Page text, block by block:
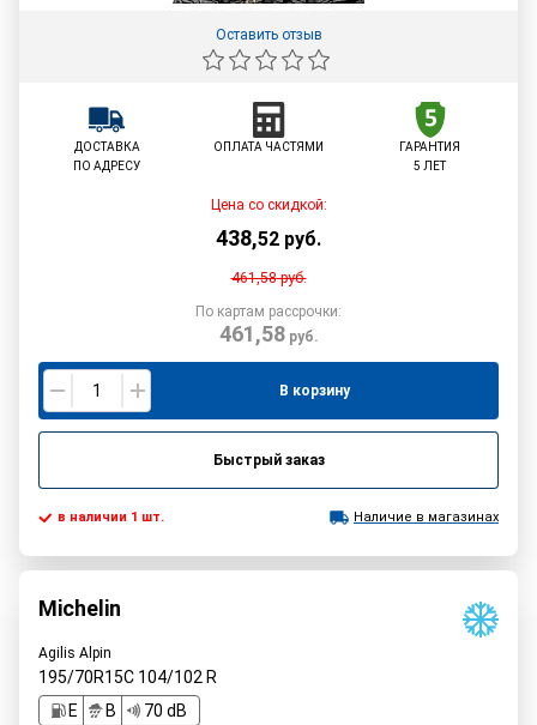
Оставить отзыв
ДОСТАВКА
ПО АДРЕСУ
ОПЛАТА ЧАСТЯМИ
ГАРАНТИЯ
5 ЛЕТ
Цена со скидкой:
438,52 руб.
461,58руб.
По картам рассрочки:
461,58руб.
В корзину
Быстрый заказ
в наличии 1 шт. Наличие в магазинах
Michelin
Agilis Alpin
195/70R15C 104/102 R
E
В 70 dB